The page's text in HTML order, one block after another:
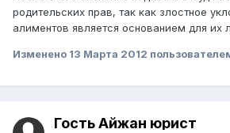
родительских прав, так как злостное
алиментов является основанием для их
Изменено 13 Марта 2012
Гость Айжан юрист